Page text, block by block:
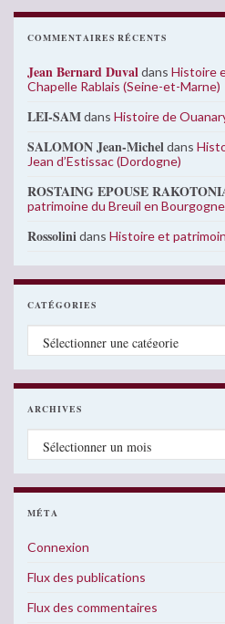
COMMENTAIRES RÉCENTS
Jean Bernard Duvaldans Histoire
Chapelle Rablais (Seine-et-Marne)
LEI-SAMdans Histoire de
SALOMON Jean-Micheldans
Jean d’Estissac (Dordogne)
ROSTAING EPOUSE
patrimoine du Breuil en
Rossolinidans Histoire et
CATÉGORIES
Catégories
ARCHIVES
Archives
MÉTA
Connexion
Flux des publications
Flux des commentaires